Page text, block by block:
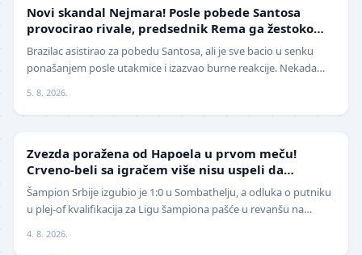
Novi skandal Nejmara! Posle pobede Santosa
provocirao rivale, predsednik Rema ga žestoko
isprozivao: "Bitanga i klovn!" (VIDEO)
Brazilac asistirao za pobedu Santosa, ali je sve bacio u senku
ponašanjem posle utakmice i izazvao burne reakcije. Nekada
5. 8. 2026.
Zvezda poražena od Hapoela u prvom meču!
Crveno-beli sa igračem više nisu uspeli da
izbegnu poraz
Šampion Srbije izgubio je 1:0 u Sombathelju, a odluka o putniku
u plej-of kvalifikacija za Ligu šampiona pašće u revanšu na
4. 8. 2026.